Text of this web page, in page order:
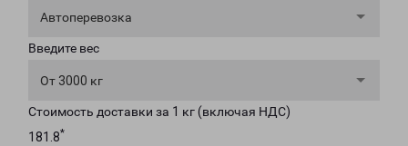
Автоперевозка
Введите вес
От 3000 кг
Стоимость доставки за 1 кг (включая НДС)
181.8*